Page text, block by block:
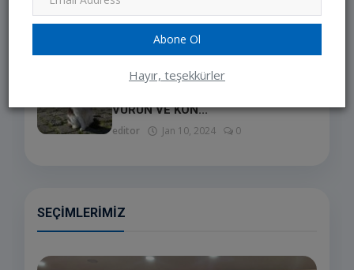
Abone Ol
Hayır, teşekkürler
RUHUNDAN GEÇİYOR
Jun 27, 2023
LÜTFEN ARACINIZI
VURUN VE KON...
editor Jan 10, 2024 0
SEÇIMLERIMIZ